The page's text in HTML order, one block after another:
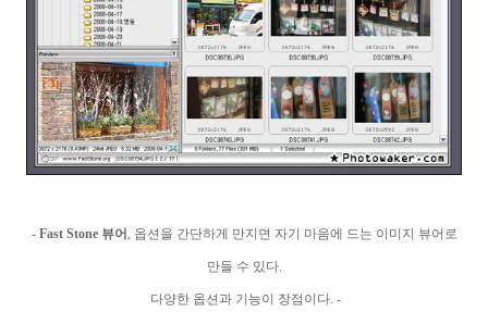
-Fast Stone 뷰어, 옵션을 간단하게 만지면 자기 마음에 드는 이미지 뷰어로
만들 수 있다.
다양한 옵션과 기능이 장점이다. -